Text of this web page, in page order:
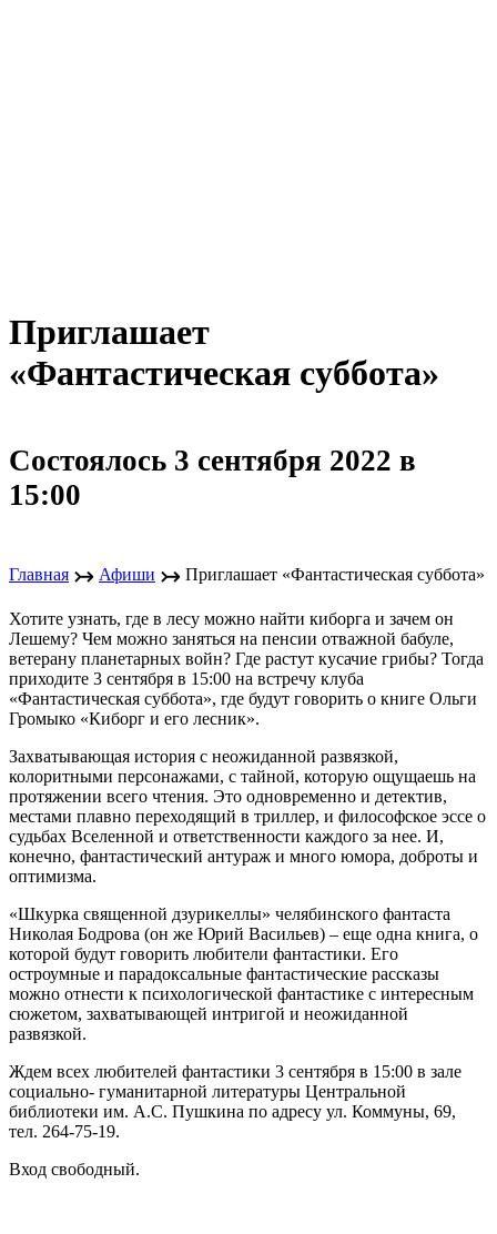
Приглашает
«Фантастическая суббота»
Состоялось 3 сентября 2022 в
15:00
Главная ↣ Афиши ↣ Приглашает «Фантастическая суббота»
Хотите узнать, где в лесу можно найти киборга и зачем он
Лешему? Чем можно заняться на пенсии отважной бабуле,
ветерану планетарных войн? Где растут кусачие грибы? Тогда
приходите 3 сентября в 15:00 на встречу клуба
«Фантастическая суббота», где будут говорить о книге Ольги
Громыко «Киборг и его лесник».
Захватывающая история с неожиданной развязкой,
колоритными персонажами, с тайной, которую ощущаешь на
протяжении всего чтения. Это одновременно и детектив,
местами плавно переходящий в триллер, и философское эссе о
судьбах Вселенной и ответственности каждого за нее. И,
конечно, фантастический антураж и много юмора, доброты и
оптимизма.
«Шкурка священной дзурикеллы» челябинского фантаста
Николая Бодрова (он же Юрий Васильев) – еще одна книга, о
которой будут говорить любители фантастики. Его
остроумные и парадоксальные фантастические рассказы
можно отнести к психологической фантастике с интересным
сюжетом, захватывающей интригой и неожиданной
развязкой.
Ждем всех любителей фантастики 3 сентября в 15:00 в зале
социально- гуманитарной литературы Центральной
библиотеки им. А.С. Пушкина по адресу ул. Коммуны, 69,
тел. 264-75-19.
Вход свободный.